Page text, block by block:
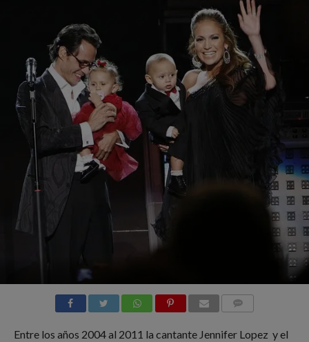
Entre los años 2004 al 2011 la cantante Jennifer Lopez y el